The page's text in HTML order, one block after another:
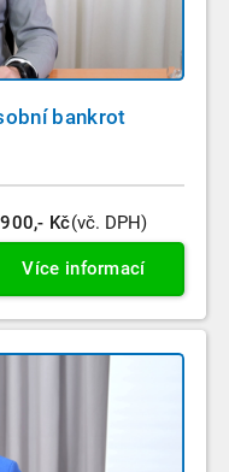
bankrot
Kč(vč. DPH)
Více informací